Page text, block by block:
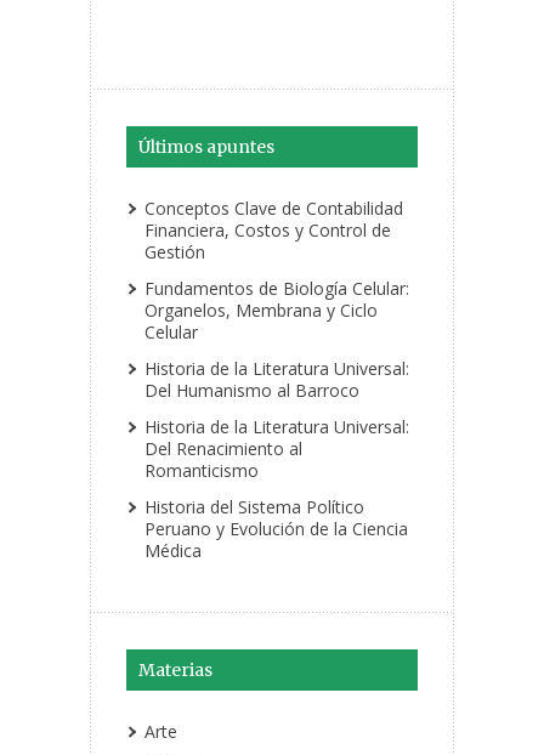
Últimos apuntes
Conceptos Clave de Contabilidad
Financiera, Costos y Control de
Gestión
Fundamentos de Biología Celular:
Organelos, Membrana y Ciclo
Celular
Historia de la Literatura Universal:
Del Humanismo al Barroco
Historia de la Literatura Universal:
Del Renacimiento al
Romanticismo
Historia del Sistema Político
Peruano y Evolución de la Ciencia
Médica
Materias
Arte